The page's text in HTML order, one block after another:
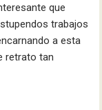
que
trabajos
a esta
retrato tan